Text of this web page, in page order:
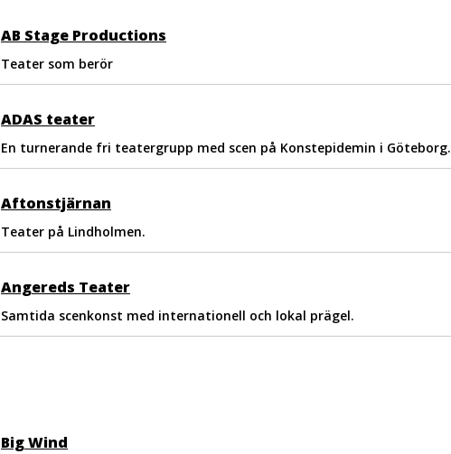
AB Stage Productions
Teater som berör
ADAS teater
En turnerande fri teatergrupp med scen på Konstepidemin i Göteborg.
Aftonstjärnan
Teater på Lindholmen.
Angereds Teater
Samtida scenkonst med internationell och lokal prägel.
Big Wind